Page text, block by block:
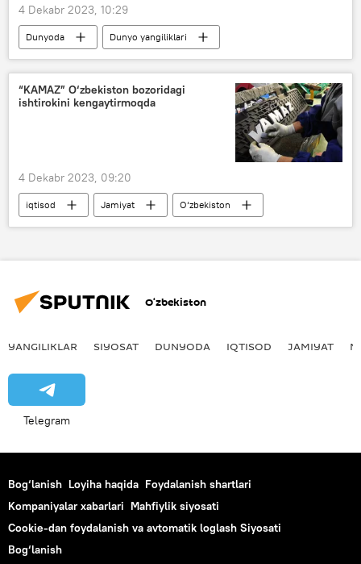
4 Dekabr 2023, 10:29
Dunyoda
Dunyo yangiliklari
AQSh
Ukraina
pul
Jo Bayden
Isroil
“KAMAZ” O‘zbekiston bozoridagi
ishtirokini kengaytirmoqda
4 Dekabr 2023, 09:20
iqtisod Jamiyat
O‘zbekiston
Rossiya
O‘zbekiston - Rossiya
O‘zbekiston
YANGILIKLAR SIYOSAT DUNYODA IQTISOD JAMIYAT
Telegram
Bog‘lanish Loyiha haqida Foydalanish shartlari
Kompaniyalar xabarlari Mahfiylik siyosati
Cookie-dan foydalanish va avtomatik loglash Siyosati
Bog‘lanish